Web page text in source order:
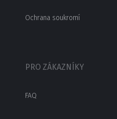
Ochrana soukromí
PRO ZÁKAZNÍKY
FAQ